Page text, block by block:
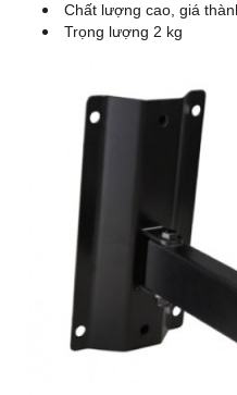
Chất lượng cao, giá
Trọng lượng 2 kg